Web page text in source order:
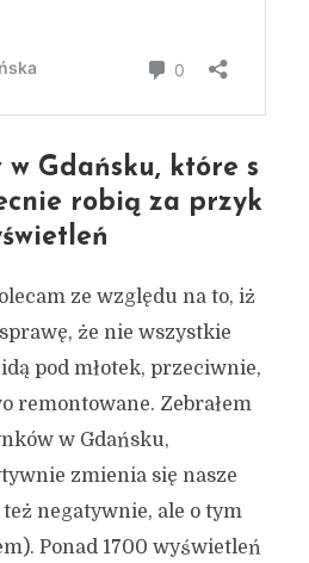
w Gdańsku, które s
robią za przyk
ze względu na to, iż
że nie wszystkie
pod młotek, przeciwnie,
remontowane. Zebrałem
w Gdańsku,
zmienia się nasze
negatywnie, ale o tym
Ponad 1700 wyświetleń